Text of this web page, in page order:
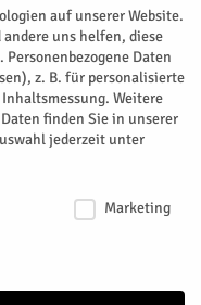
Tour
Ming Colonia Tour
auf unserer Website.
uns helfen, diese
Personenbezogene Daten
z. B. für personalisierte
Weitere
finden Sie in unserer
jederzeit unter
Marketing